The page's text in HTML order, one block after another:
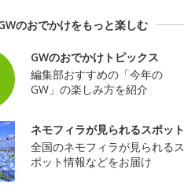
のおでかけをもっと楽しむ
GWのおでかけトピックス
編集部おすすめの「今年の
GW」の楽しみ方を紹介
ネモフィラが見られるスポット
全国のネモフィラが見られるス
ポット情報などをお届け